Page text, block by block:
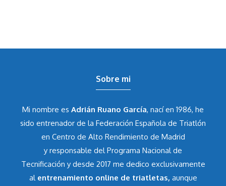
Sobre mi
Mi nombre es Adrián Ruano García, nací en 1986, he
sido entrenador de la Federación Española de Triatlón
en Centro de Alto Rendimiento de Madrid
y responsable del Programa Nacional de
Tecnificación y desde 2017 me dedico exclusivamente
al entrenamiento online de triatletas, aunque